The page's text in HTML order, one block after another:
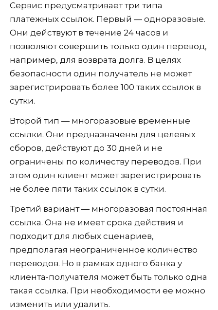
Сервис предусматривает три типа
платежных ссылок. Первый — одноразовые.
Они действуют в течение 24 часов и
позволяют совершить только один перевод,
например, для возврата долга. В целях
безопасности один получатель не может
зарегистрировать более 100 таких ссылок в
сутки.
Второй тип — многоразовые временные
ссылки. Они предназначены для целевых
сборов, действуют до 30 дней и не
ограничены по количеству переводов. При
этом один клиент может зарегистрировать
не более пяти таких ссылок в сутки.
Третий вариант — многоразовая постоянная
ссылка. Она не имеет срока действия и
подходит для любых сценариев,
предполагая неограниченное количество
переводов. Но в рамках одного банка у
клиента-получателя может быть только одна
такая ссылка. При необходимости ее можно
изменить или удалить.